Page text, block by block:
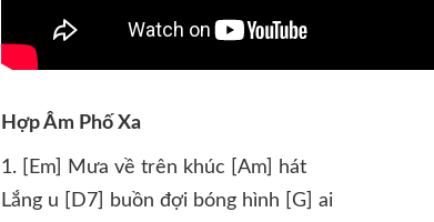
Hợp Âm Phố Xa
1. [Em] Mưa về trên khúc [Am] hát
Lắng u [D7] buồn đợi bóng hình [G] ai